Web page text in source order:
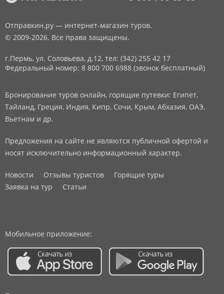
Отправкин.ру — интернет-магазин туров.
© 2009-2026. Все права защищены.
г.Пермь, ул. Соловьева, д.12, тел: (342) 255 42 17
Федеральный номер: 8 800 700 6988 (звонок бесплатный)
Бронирование туров онлайн, горящие путевки: Египет,
Тайланд, Греция, Индия, Кипр, Сочи, Крым, Абхазия, ОАЭ,
Вьетнам и др.
Предложения на сайте не являются публичной офертой и
носят исключительно информационный характер.
Новости Отзывы туристов
Горящие туры
Заявка на тур
Статьи
Мобильное приложение: